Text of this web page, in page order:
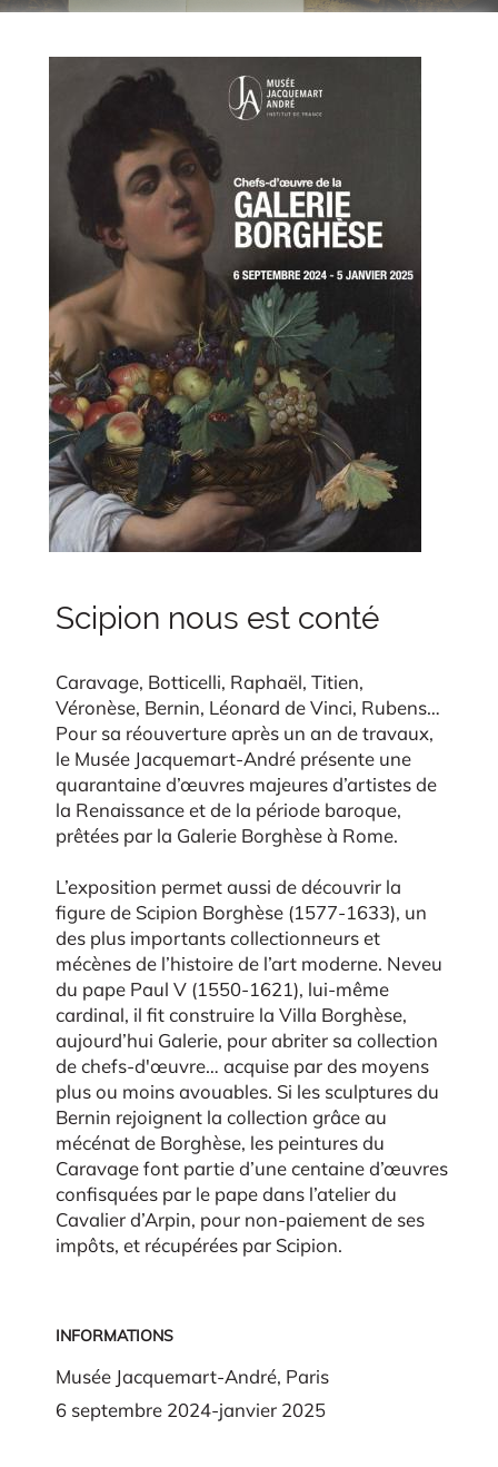
Scipion nous est conté
Caravage, Botticelli, Raphaël, Titien,
Véronèse, Bernin, Léonard de Vinci, Rubens…
Pour sa réouverture après un an de travaux,
le Musée Jacquemart-André présente une
quarantaine d’œuvres majeures d’artistes de
la Renaissance et de la période baroque,
prêtées par la Galerie Borghèse à Rome.
L’exposition permet aussi de découvrir la
figure de Scipion Borghèse (1577-1633), un
des plus importants collectionneurs et
mécènes de l’histoire de l’art moderne. Neveu
du pape Paul V (1550-1621), lui-même
cardinal, il fit construire la Villa Borghèse,
aujourd’hui Galerie, pour abriter sa collection
de chefs-d'œuvre… acquise par des moyens
plus ou moins avouables. Si les sculptures du
Bernin rejoignent la collection grâce au
mécénat de Borghèse, les peintures du
Caravage font partie d’une centaine d’œuvres
confisquées par le pape dans l’atelier du
Cavalier d’Arpin, pour non-paiement de ses
impôts, et récupérées par Scipion.
INFORMATIONS
Musée Jacquemart-André, Paris
6 septembre 2024-janvier 2025